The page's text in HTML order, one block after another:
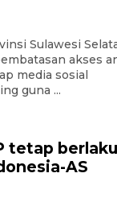
Sulawesi
akses
media sosial
guna ...
tetap berlaku
AS